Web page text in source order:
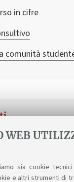
WEB
sia cookie
e altri strumenti di
in cifre
comunità
didattico del
didattico a.a.